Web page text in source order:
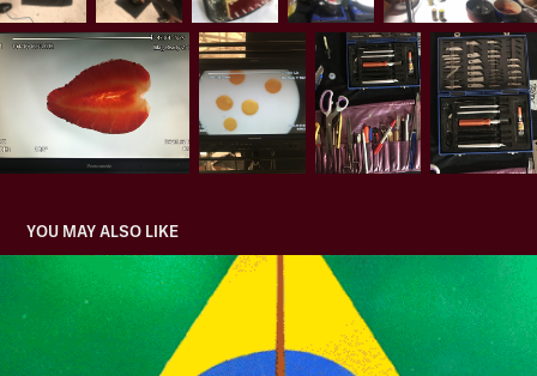
YOU MAY ALSO LIKE